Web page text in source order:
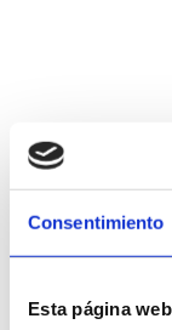
Consentimiento
Esta página
96 578 00